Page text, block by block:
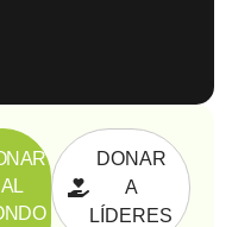
AL
DONAR
A
LÍDERES